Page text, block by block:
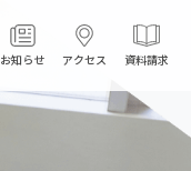
お知らせ アクセス 資料請求